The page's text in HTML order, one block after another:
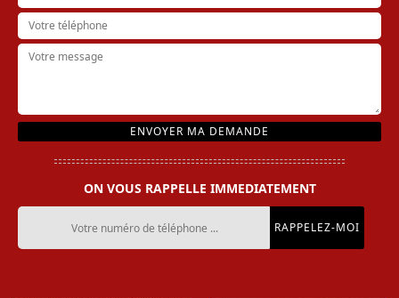
ON VOUS RAPPELLE IMMEDIATEMENT